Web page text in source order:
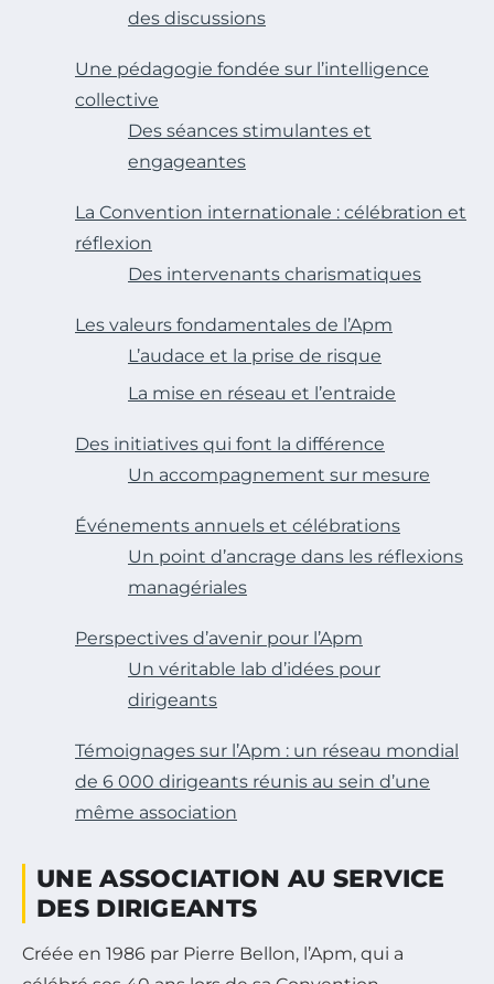
des discussions
Une pédagogie fondée sur l’intelligence
collective
Des séances stimulantes et
engageantes
La Convention internationale : célébration et
réflexion
Des intervenants charismatiques
Les valeurs fondamentales de l’Apm
L’audace et la prise de risque
La mise en réseau et l’entraide
Des initiatives qui font la différence
Un accompagnement sur mesure
Événements annuels et célébrations
Un point d’ancrage dans les réflexions
managériales
Perspectives d’avenir pour l’Apm
Un véritable lab d’idées pour
dirigeants
Témoignages sur l’Apm : un réseau mondial
de 6 000 dirigeants réunis au sein d’une
même association
UNE ASSOCIATION AU SERVICE
DES DIRIGEANTS
Créée en 1986 par Pierre Bellon, l’Apm, qui a